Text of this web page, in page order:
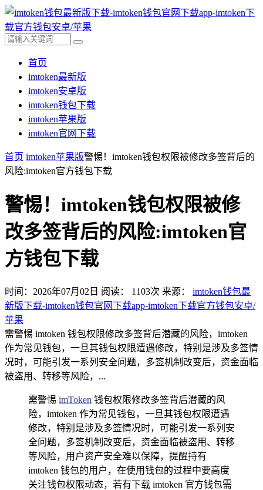
首页
imtoken最新版
imtoken安卓版
imtoken钱包下载
imtoken苹果版
imtoken官网下载
首页 imtoken苹果版警惕！imtoken钱包权限被修改多签背后的
风险:imtoken官方钱包下载
警惕！imtoken钱包权限被修
改多签背后的风险:imtoken官
方钱包下载
时间：2026年07月02日 阅读： 1103次 来源： imtoken钱包最
新版下载-imtoken钱包官网下载app-imtoken下载官方钱包安卓/
苹果
需警惕 imtoken 钱包权限修改多签背后潜藏的风险，imtoken
作为常见钱包，一旦其钱包权限遭遇修改，特别是涉及多签情
况时，可能引发一系列安全问题，多签机制改变后，资金面临
被盗用、转移等风险，...
需警惕 imToken 钱包权限修改多签背后潜藏的风
险，imtoken 作为常见钱包，一旦其钱包权限遭遇
修改，特别是涉及多签情况时，可能引发一系列安
全问题，多签机制改变后，资金面临被盗用、转移
等风险，用户资产安全难以保障，提醒持有
imtoken 钱包的用户，在使用钱包的过程中要高度
关注钱包权限动态，若有下载 imtoken 官方钱包需